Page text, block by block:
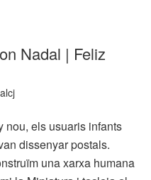
Nadal | Feliz
nou, els usuaris infants
dissenyar postals.
una xarxa humana